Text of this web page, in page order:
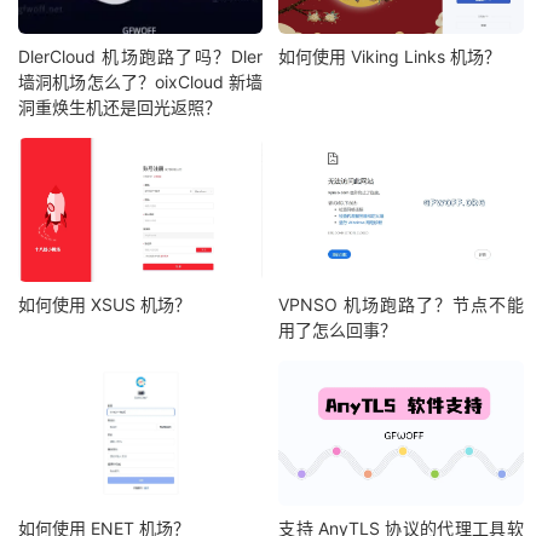
DlerCloud 机场跑路了吗？Dler
墙洞机场怎么了？oixCloud 新墙
洞重焕生机还是回光返照？
如何使用 Viking Links 机场？
如何使用 XSUS 机场？
VPNSO 机场跑路了？节点不能
用了怎么回事？
如何使用 ENET 机场？ 支持 AnyTLS 协议的代理工具软